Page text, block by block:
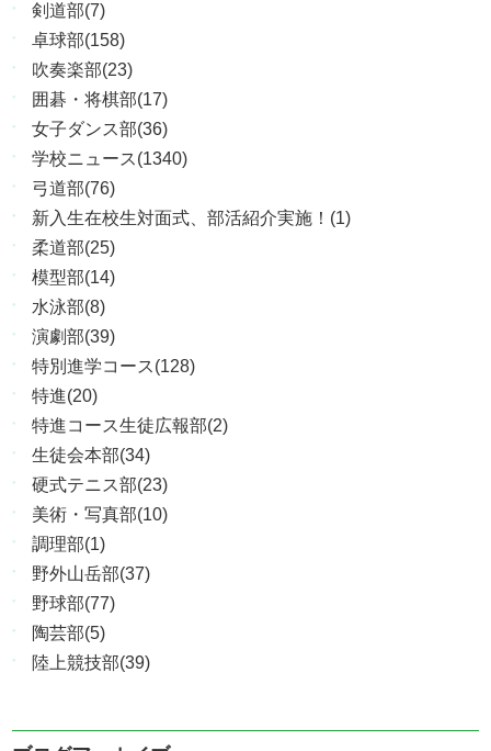
剣道部(7)
卓球部(158)
吹奏楽部(23)
囲碁・将棋部(17)
女子ダンス部(36)
学校ニュース(1340)
弓道部(76)
新入生在校生対面式、部活紹介実施！(1)
柔道部(25)
模型部(14)
水泳部(8)
演劇部(39)
特別進学コース(128)
特進(20)
特進コース生徒広報部(2)
生徒会本部(34)
硬式テニス部(23)
美術・写真部(10)
調理部(1)
野外山岳部(37)
野球部(77)
陶芸部(5)
陸上競技部(39)